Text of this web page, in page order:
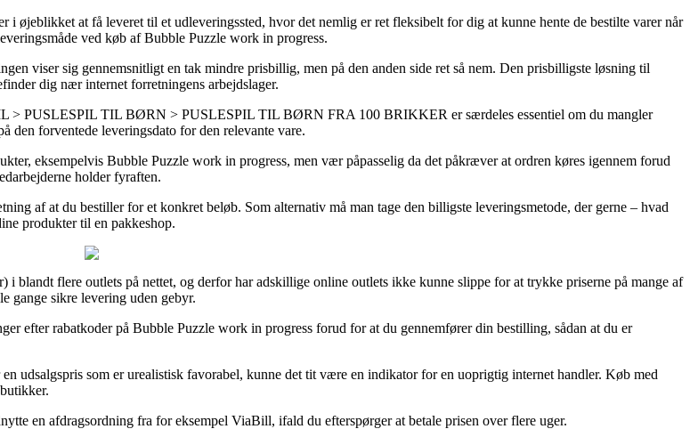
øjeblikket at få leveret til et udleveringssted, hvor det nemlig er ret fleksibelt for dig at kunne hente de bestilte varer når
ved køb af Bubble Puzzle work in progress.
viser sig gennemsnitligt en tak mindre prisbillig, men på den anden side ret så nem. Den prisbilligste løsning til
dig nær internet forretningens arbejdslager.
PUSLESPIL TIL BØRN > PUSLESPIL TIL BØRN FRA 100 BRIKKER er særdeles essentiel om du mangler
den forventede leveringsdato for den relevante vare.
eksempelvis Bubble Puzzle work in progress, men vær påpasselig da det påkræver at ordren køres igennem forud
holder fyraften.
af at du bestiller for et konkret beløb. Som alternativ må man tage den billigste leveringsmetode, der gerne – hvad
produkter til en pakkeshop.
flere outlets på nettet, og derfor har adskillige online outlets ikke kunne slippe for at trykke priserne på mange af
gange sikre levering uden gebyr.
efter rabatkoder på Bubble Puzzle work in progress forud for at du gennemfører din bestilling, sådan at du er
udsalgspris som er urealistisk favorabel, kunne det tit være en indikator for en uoprigtig internet handler. Køb med
en afdragsordning fra for eksempel ViaBill, ifald du efterspørger at betale prisen over flere uger.